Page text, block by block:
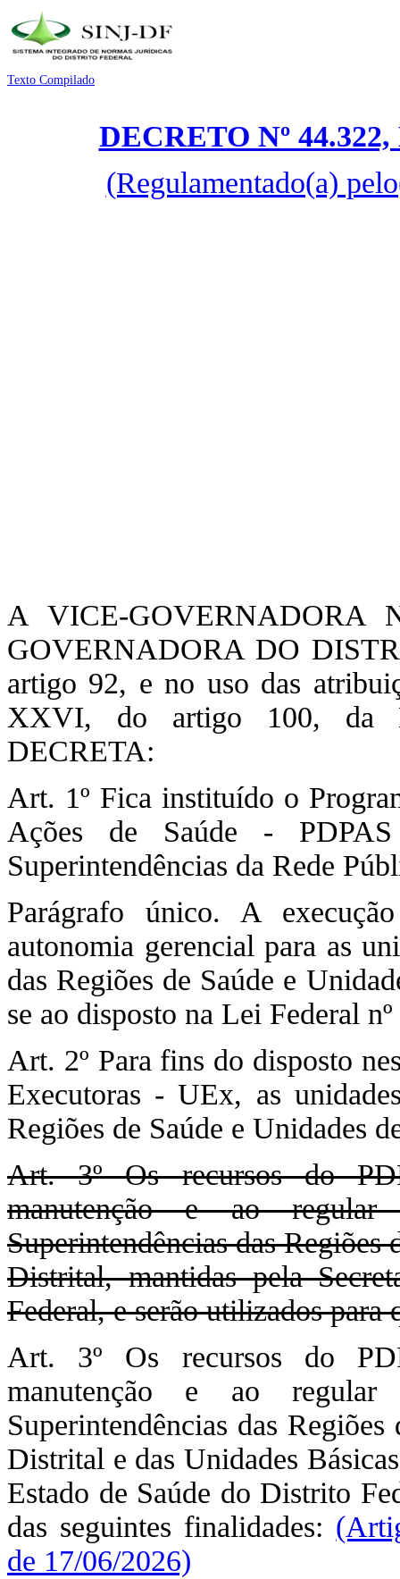
Texto Compilado
DECRETO Nº
(Regulamentado(a)
A VICE-GOVERNADORA
GOVERNADORA DO
artigo 92, e no uso das
XXVI, do artigo 100, da
DECRETA:
Art. 1º Fica instituído o
Ações de Saúde -
Superintendências da Rede
Parágrafo único. A
autonomia gerencial para as
das Regiões de Saúde e
se ao disposto na Lei Federal
Art. 2º Para fins do disposto
Executoras - UEx, as
Regiões de Saúde e Unidades
Art. 3º Os recursos do
manutenção e ao regular
Superintendências das Regiões
Distrital, mantidas pela
Federal, e serão utilizados para
Art. 3º Os recursos do
manutenção e ao regular
Superintendências das
Distrital e das Unidades
Estado de Saúde do Distrito
das seguintes finalidades:
de 17/06/2026)